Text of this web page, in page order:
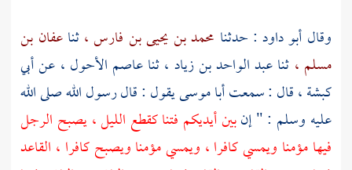
وقال أبو داود : حدثنا محمد بن يحيى بن فارس ،ثناعفان بن
مسلم ، ثناعبد الواحد بن زياد ،ثناعاصم الأحول ، عنأبي
كبشة ،قال : سمعتأبا موسىيقول : قال رسول الله صلى الله
عليه وسلم : " إنبين أيديكم فتنا كقطع الليل ، يصبح الرجل
فيها مؤمنا ويمسي كافرا ، ويمسي مؤمنا ويصبح كافرا ، القاعد